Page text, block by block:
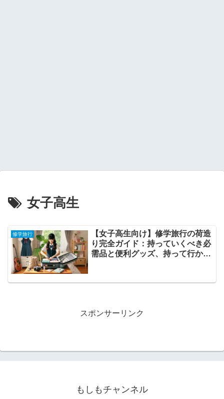
女子高生
修学旅行
【女子高生向け】修学旅行の荷造
り完全ガイド：持っていくべき必
需品と便利グッズ、持って行かな
スポンサーリンク
もしもチャンネル